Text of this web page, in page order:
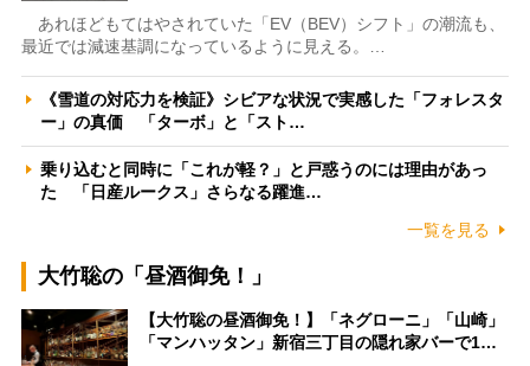
あれほどもてはやされていた「EV（BEV）シフト」の潮流も、
最近では減速基調になっているように見える。…
《雪道の対応力を検証》シビアな状況で実感した「フォレスタ
ー」の真価 「ターボ」と「スト…
乗り込むと同時に「これが軽？」と戸惑うのには理由があっ
た 「日産ルークス」さらなる躍進…
一覧を見る
大竹聡の「昼酒御免！」
【大竹聡の昼酒御免！】「ネグローニ」「山崎」
「マンハッタン」新宿三丁目の隠れ家バーで1…